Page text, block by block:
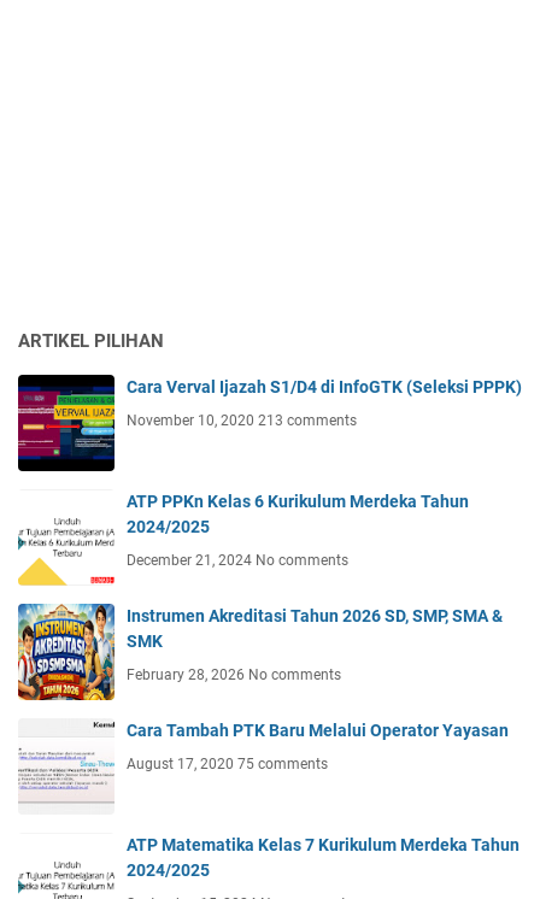
ARTIKEL PILIHAN
Cara Verval Ijazah S1/D4 di InfoGTK (Seleksi PPPK)
November 10, 2020 213 comments
ATP PPKn Kelas 6 Kurikulum Merdeka Tahun
2024/2025
December 21, 2024 No comments
Instrumen Akreditasi Tahun 2026 SD, SMP, SMA &
SMK
February 28, 2026 No comments
Cara Tambah PTK Baru Melalui Operator Yayasan
August 17, 2020 75 comments
ATP Matematika Kelas 7 Kurikulum Merdeka Tahun
2024/2025